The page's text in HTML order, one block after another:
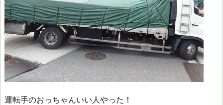
運転手のおっちゃんいい人やった！